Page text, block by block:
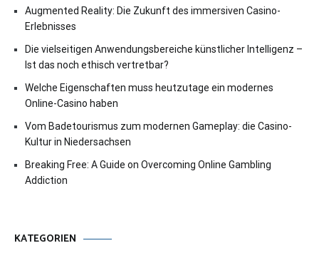
Augmented Reality: Die Zukunft des immersiven Casino-
Erlebnisses
Die vielseitigen Anwendungsbereiche künstlicher Intelligenz –
Ist das noch ethisch vertretbar?
Welche Eigenschaften muss heutzutage ein modernes
Online-Casino haben
Vom Badetourismus zum modernen Gameplay: die Casino-
Kultur in Niedersachsen
Breaking Free: A Guide on Overcoming Online Gambling
Addiction
KATEGORIEN